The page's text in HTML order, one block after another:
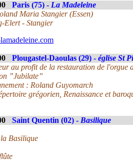
Paris (75) - La Madeleine
Maria Stangier (Essen)
Elert - Stangier
Plougastel-Daoulas (29) - église St
au profit de la restauration de l'orgue
”Jubilate”
: Roland Guyomarch
grégorien, Renaissance et
Saint Quentin (02) - Basilique
Basilique